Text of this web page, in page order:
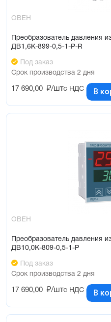
ОВЕН
Преобразователь давления
ДВ1,6К-899-0,5-1-Р-R
Под заказ
Срок производства 2 дня
17 690,00 ₽/штс НДС В
ОВЕН
Преобразователь давления
ДВ10,0К-809-0,5-1-Р
Под заказ
Срок производства 2 дня
17 690,00 ₽/штс НДС В